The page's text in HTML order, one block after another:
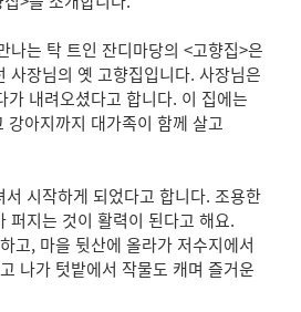
나는 탁 트인 잔디마당의 <고향집>은
사장님의 옛 고향집입니다. 사장님은
가 내려오셨다고 합니다. 이 집에는
아지까지 대가족이 함께 살고
시작하게 되었다고 합니다. 조용한
퍼지는 것이 활력이 된다고 해요.
고, 마을 뒷산에 올라가 저수지에서
나가 텃밭에서 작물도 캐며 즐거운